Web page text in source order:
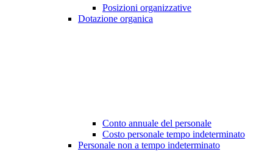
Posizioni organizzative
Dotazione organica
Conto annuale del personale
Costo personale tempo indeterminato
Personale non a tempo indeterminato